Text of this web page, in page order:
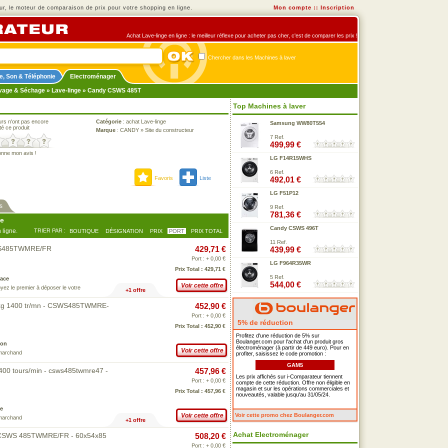
le moteur de comparaison de prix pour votre shopping en ligne. Mon compte :: Inscription
Achat Lave-linge en ligne : le meilleur réflexe pour acheter pas cher, c'est de comparer les prix !
Chercher dans les Machines à laver
Son & Téléphonie
Electroménager
& Séchage » Lave-linge » Candy CSWS 485T
n'ont pas encore
ce produit
mon avis !
Catégorie : achat Lave-linge
Marque : CANDY » Site du constructeur
Favoris Liste
ligne. TRIER PAR : BOUTIQUE DÉSIGNATION PRIX PORT PRIX TOTAL
FR
le premier à déposer le votre
429,71 €
Port : + 0,00 €
Prix Total : 429,71 €
Voir cette offre
+1 offre
1400 tr/mn - CSWS485TWMRE- 452,90 €
Port : + 0,00 €
Prix Total : 452,90 €
Voir cette offre
tours/min - csws485twmre47 - 457,96 €
Port : + 0,00 €
Prix Total : 457,96 €
Voir cette offre
+1 offre
485TWMRE/FR - 60x54x85 508,20 €
Port : + 0,00 €
Top Machines à laver
Samsung WW80T554
7 Ref.
499,99 €
LG F14R15WHS
6 Ref.
492,01 €
LG F51P12
9 Ref.
781,36 €
Candy CSWS 496T
11 Ref.
439,99 €
LG F964R35WR
5 Ref.
544,00 €
5% de réduction
Profitez d'une réduction de 5% sur
Boulanger.com pour l'achat d'un produit gros
électroménager (à partir de 449 euro). Pour en
profiter, saisissez le code promotion :
GAM5
Les prix affichés sur i-Comparateur tiennent
compte de cette réduction. Offre non éligible en
magasin et sur les opérations commerciales et
nouveautés, valable jusqu'au 31/05/24.
Voir cette promo chez Boulanger.com
Achat Electroménager